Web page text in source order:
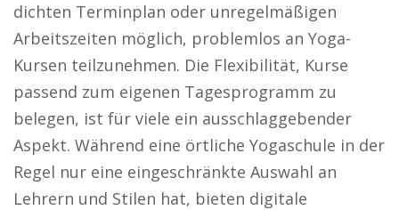
dichten Terminplan oder unregelmäßigen
Arbeitszeiten möglich, problemlos an Yoga-
Kursen teilzunehmen. Die Flexibilität, Kurse
passend zum eigenen Tagesprogramm zu
belegen, ist für viele ein ausschlaggebender
Aspekt. Während eine örtliche Yogaschule in der
Regel nur eine eingeschränkte Auswahl an
Lehrern und Stilen hat, bieten digitale